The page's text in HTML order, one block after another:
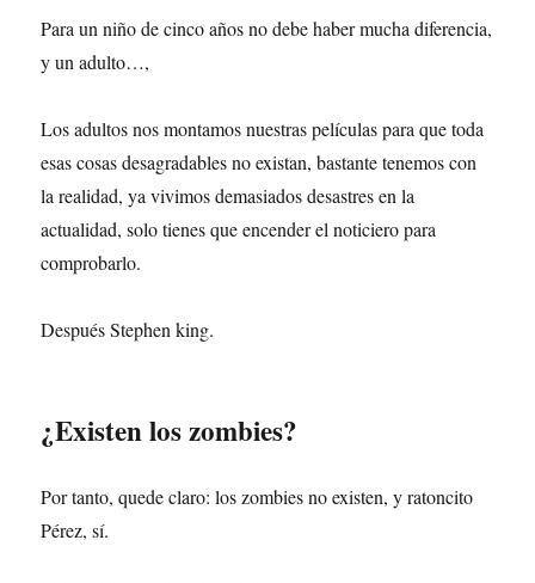
Para un niño de cinco años no debe haber mucha diferencia,
y un adulto…,
Los adultos nos montamos nuestras películas para que toda
esas cosas desagradables no existan, bastante tenemos con
la realidad, ya vivimos demasiados desastres en la
actualidad, solo tienes que encender el noticiero para
comprobarlo.
Después Stephen king.
¿Existen los zombies?
Por tanto, quede claro: los zombies no existen, y ratoncito
Pérez, sí.